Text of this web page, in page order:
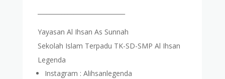
Yayasan Al Ihsan As Sunnah
Sekolah Islam Terpadu TK-SD-SMP Al Ihsan
Legenda
Instagram : Alihsanlegenda